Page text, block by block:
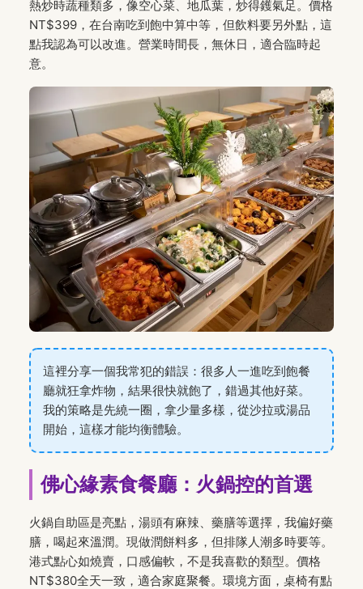
熱炒時蔬種類多，像空心菜、地瓜葉，炒得鑊氣足。價格
NT$399，在台南吃到飽中算中等，但飲料要另外點，這
點我認為可以改進。營業時間長，無休日，適合臨時起
意。
這裡分享一個我常犯的錯誤：很多人一進吃到飽餐
廳就狂拿炸物，結果很快就飽了，錯過其他好菜。
我的策略是先繞一圈，拿少量多樣，從沙拉或湯品
開始，這樣才能均衡體驗。
佛心緣素食餐廳：火鍋控的首選
火鍋自助區是亮點，湯頭有麻辣、藥膳等選擇，我偏好藥
膳，喝起來溫潤。現做潤餅料多，但排隊人潮多時要等。
港式點心如燒賣，口感偏軟，不是我喜歡的類型。價格
NT$380全天一致，適合家庭聚餐。環境方面，桌椅有點